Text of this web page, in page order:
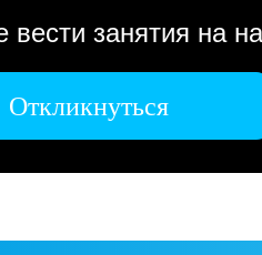
вести занятия на
Откликнуться